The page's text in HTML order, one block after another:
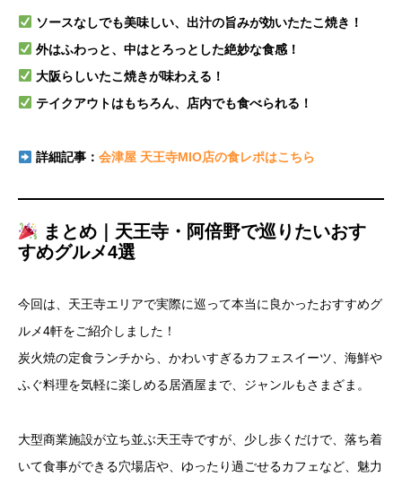
ソースなしでも美味しい、出汁の旨みが効いたたこ焼き！
外はふわっと、中はとろっとした絶妙な食感！
大阪らしいたこ焼きが味わえる！
テイクアウトはもちろん、店内でも食べられる！
詳細記事： 会津屋 天王寺MIO店の食レポはこちら
まとめ｜天王寺・阿倍野で巡りたいおす
すめグルメ4選
今回は、天王寺エリアで実際に巡って本当に良かったおすすめグ
ルメ4軒をご紹介しました！
炭火焼の定食ランチから、かわいすぎるカフェスイーツ、海鮮や
ふぐ料理を気軽に楽しめる居酒屋まで、ジャンルもさまざま。
大型商業施設が立ち並ぶ天王寺ですが、少し歩くだけで、落ち着
いて食事ができる穴場店や、ゆったり過ごせるカフェなど、魅力